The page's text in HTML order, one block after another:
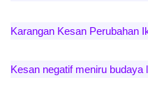
Karangan Kesan Perubahan
Kesan negatif meniru budaya